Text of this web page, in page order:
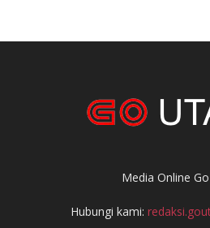
Media Online
Hubungi kami: